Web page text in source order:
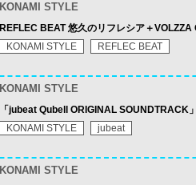
KONAMI STYLE
REFLEC BEAT 悠久のリフレシア＋
KONAMI STYLE
REFLEC BEAT
KONAMI STYLE
「jubeat Qubell ORIGINAL SOUNDTRACK
KONAMI STYLE
jubeat
KONAMI STYLE